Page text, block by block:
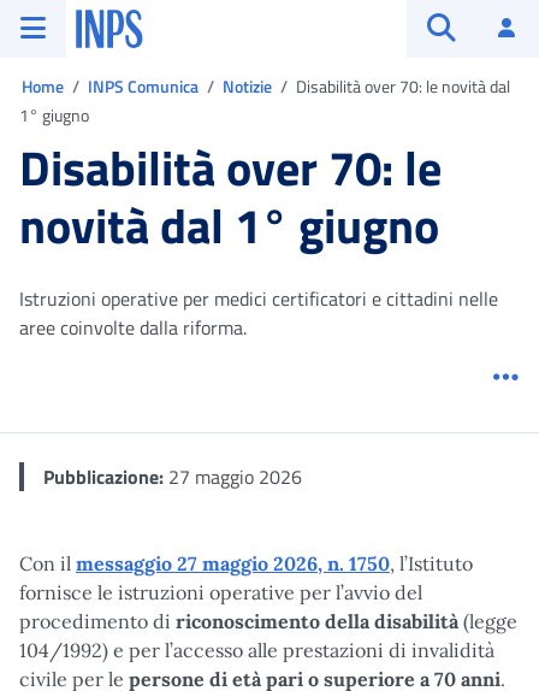
Vai al menu principale
Vai al contenuto principale
Vai al pie' di pagina
INPS ()
Home INPS Comunica Notizie
Disabilità over 70: le novità dal
1° giugno
Disabilità over 70: le
novità dal 1° giugno
Istruzioni operative per medici certificatori e cittadini nelle
aree coinvolte dalla riforma.
Pubblicazione: 27 maggio 2026
Con il messaggio 27 maggio 2026, n. 1750, l’Istituto
fornisce le istruzioni operative per l’avvio del
procedimento di riconoscimento della disabilità (legge
104/1992) e per l’accesso alle prestazioni di invalidità
civile per le persone di età pari o superiore a 70 anni.